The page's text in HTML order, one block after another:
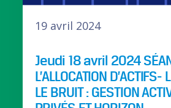
19 avril 2024
Jeudi 18 avril 2024
L’ALLOCATION D’ACTIFS-
LE BRUIT : GESTION